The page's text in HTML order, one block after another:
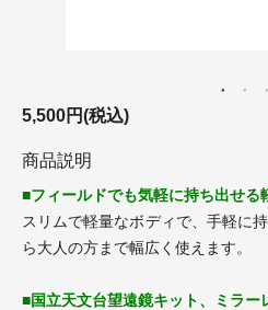
5,500円(税込)
商品説明
■フィールドでも気軽に持ち出せる
スリムで軽量なボディで、手軽に
ら大人の方まで幅広く使えます。
■国立天文台望遠鏡キット、ミラー